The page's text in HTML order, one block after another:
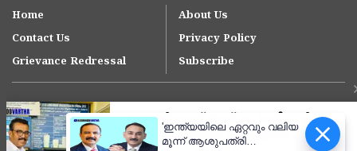
Home
About Us
Contact Us
Privacy Policy
Grievance Redressal
Subscribe
'ഇന്ത്യയിലെ ഏറ്റവും വലിയ
മൂന്ന് ആശുപത്രി